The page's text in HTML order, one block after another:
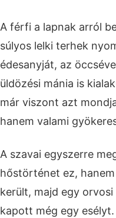
A férfi a lapnak arról
súlyos lelki terhek
édesanyját, az
üldözési mánia is
már viszont azt
hanem valami
A szavai egyszerre
hőstörténet ez,
került, majd egy
kapott még egy esélyt.